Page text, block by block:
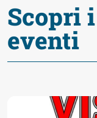
Scopri
eventi